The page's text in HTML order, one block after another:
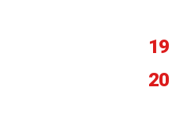
19
20